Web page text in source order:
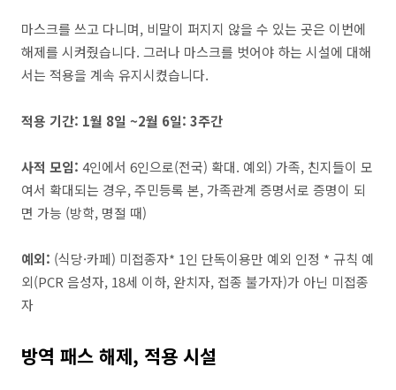
마스크를 쓰고 다니며, 비말이 퍼지지 않을 수 있는 곳은 이번에
해제를 시켜줬습니다. 그러나 마스크를 벗어야 하는 시설에 대해
서는 적용을 계속 유지시켰습니다.
적용 기간: 1월 8일 ~2월 6일: 3주간
사적 모임: 4인에서 6인으로(전국) 확대. 예외) 가족, 친지들이 모
여서 확대되는 경우, 주민등록 본, 가족관계 증명서로 증명이 되
면 가능 (방학, 명절 때)
예외: (식당·카페) 미접종자* 1인 단독이용만 예외 인정 * 규칙 예
외(PCR 음성자, 18세 이하, 완치자, 접종 불가자)가 아닌 미접종
자
방역 패스 해제, 적용 시설